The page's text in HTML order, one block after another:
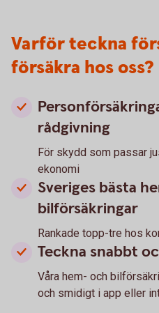
Varför teckna
försäkra hos oss?
rådgivning
För skydd som passar
ekonomi
Sveriges bästa
bilförsäkringar
Rankade topp-tre hos
Teckna snabbt
Våra hem- och
och smidigt i app eller